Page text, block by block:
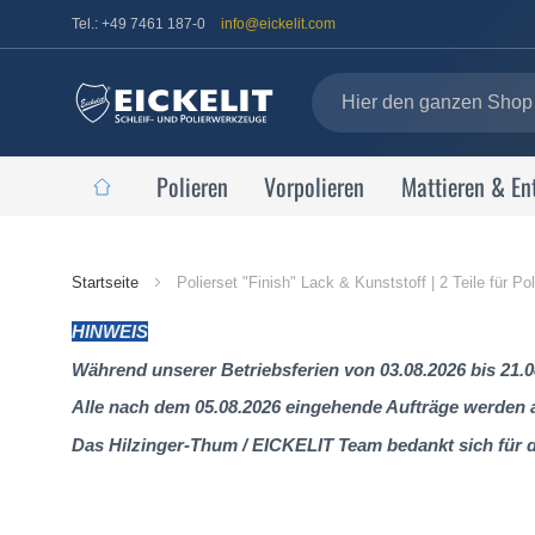
Tel.: +49 7461 187-0 info@eickelit.com
Polieren Vorpolieren Mattieren &
Startseite Polierset "Finish" Lack & Kunststoff | 2 Teile für
HINWEIS
Während unserer Betriebsferien von 03.08.2026 bis
Alle nach dem 05.08.2026 eingehende Aufträge
Das Hilzinger-Thum / EICKELIT Team bedankt sich für